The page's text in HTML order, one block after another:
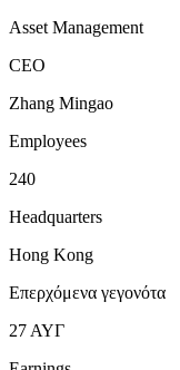
Asset Management
CEO
Zhang Mingao
Employees
240
Headquarters
Hong Kong
Επερχόμενα γεγονότα
27 ΑΥΓ